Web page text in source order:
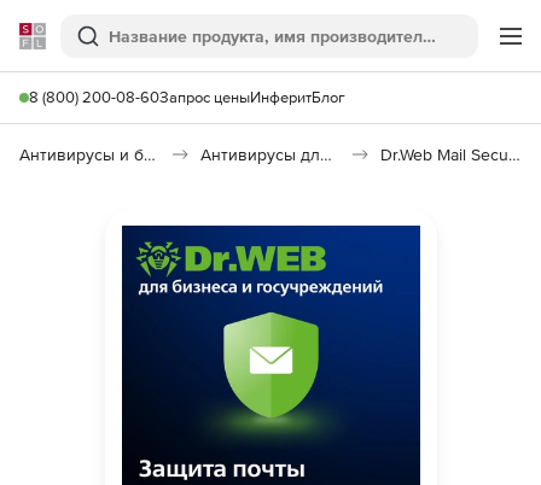
Softline
Поиск
8 (800) 200-08-60Запрос ценыИнферитБлог
Антивирусы и безопасность Антивирусы для организаций Dr.Web Mail Security Suite